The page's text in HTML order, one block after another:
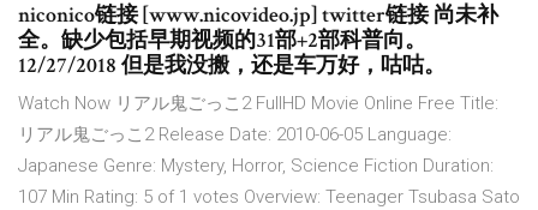
niconico链接 [www.nicovideo.jp] twitter链接 尚未补
全。缺少包括早期视频的31部+2部科普向。
12/27/2018 但是我没搬，还是车万好，咕咕。
Watch Now リアル鬼ごっこ2 FullHD Movie Online Free Title:
リアル鬼ごっこ2 Release Date: 2010-06-05 Language:
Japanese Genre: Mystery, Horror, Science Fiction Duration:
107 Min Rating: 5 of 1 votes Overview: Teenager Tsubasa Sato